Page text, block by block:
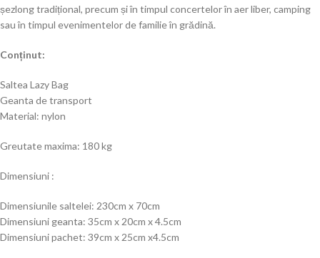
șezlong tradițional, precum și în timpul concertelor în aer liber, camping
sau în timpul evenimentelor de familie în grădină.
Conținut:
Saltea Lazy Bag
Geanta de transport
Material: nylon
Greutate maxima: 180 kg
Dimensiuni :
Dimensiunile saltelei: 230cm x 70cm
Dimensiuni geanta: 35cm x 20cm x 4.5cm
Dimensiuni pachet: 39cm x 25cm x4.5cm